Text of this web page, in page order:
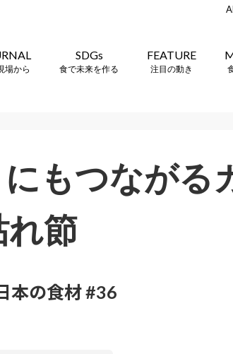
場から
SDGs
食で未来を作る
FEATURE
注目の動き
もつながる
節
本の食材 #36